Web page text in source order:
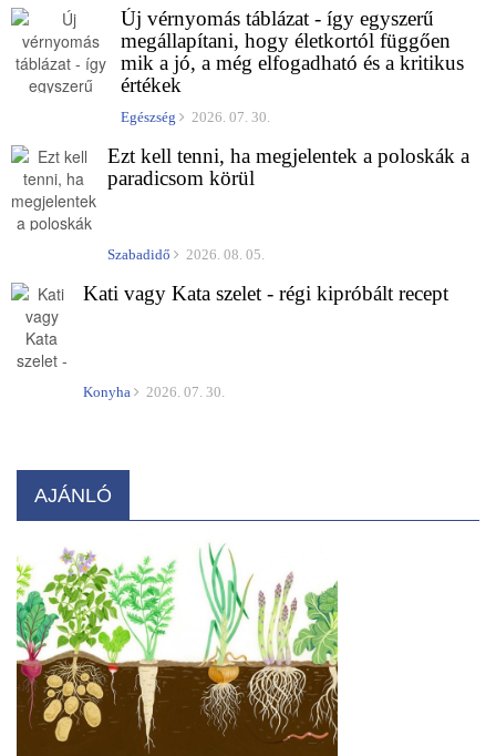
Új vérnyomás táblázat - így egyszerű
megállapítani, hogy életkortól függően
mik a jó, a még elfogadható és a kritikus
értékek
Egészség 2026. 07. 30.
Ezt kell tenni, ha megjelentek a poloskák a
paradicsom körül
Szabadidő 2026. 08. 05.
Kati vagy Kata szelet - régi kipróbált recept
Konyha 2026. 07. 30.
AJÁNLÓ